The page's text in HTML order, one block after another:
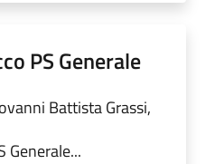
PS Generale
Battista Grassi,
Generale...